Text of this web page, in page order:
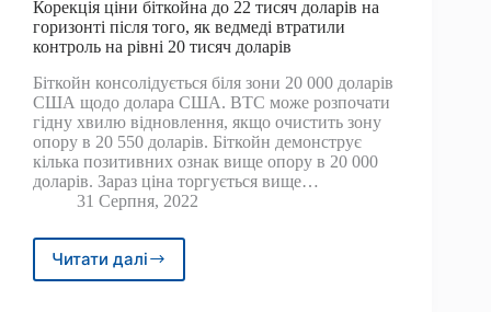
Корекція ціни біткойна до 22 тисяч доларів на
горизонті після того, як ведмеді втратили
контроль на рівні 20 тисяч доларів
Біткойн консолідується біля зони 20 000 доларів
США щодо долара США. BTC може розпочати
гідну хвилю відновлення, якщо очистить зону
опору в 20 550 доларів. Біткойн демонструє
кілька позитивних ознак вище опору в 20 000
доларів. Зараз ціна торгується вище…
31 Серпня, 2022
Читати далі
Корекція
ціни